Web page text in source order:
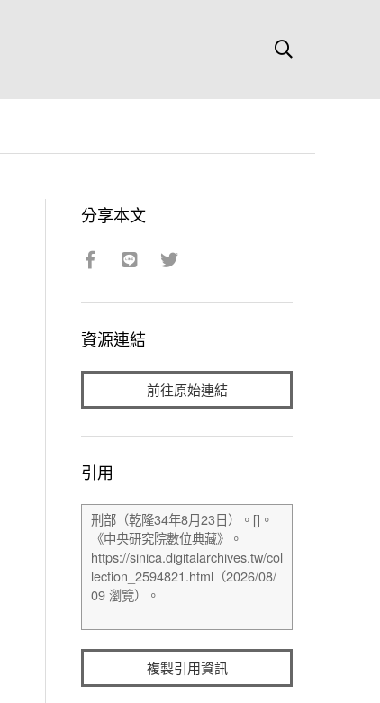
分享本文
資源連結
前往原始連結
引用
複製引用資訊